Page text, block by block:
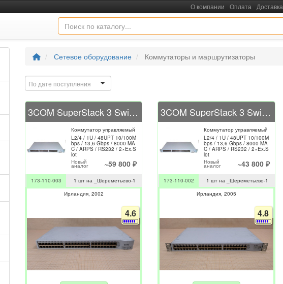
О компании Оплата Доставка
Сетевое оборудование Коммутаторы и маршрутизаторы
По дате поступления
3COM SuperStack 3 Switch 4400 3C17204
Коммутатор управляемый
L2/4 / 1U / 48UPT 10/100M
bps / 13,6 Gbps / 8000 MA
C / ARPS / RS232 / 2×Ex.S
lot
Новый
аналог ~59 800 ₽
173-110-003
1 шт на _Шереметьево-1
Ирландия 2002
4.6
3COM SuperStack 3 Switch 4400 3C17204
Коммутатор управляемый
L2/4 / 1U / 48UPT 10/100M
bps / 13,6 Gbps / 8000 MA
C / ARPS / RS232 / 2×Ex.S
lot
Новый
аналог ~43 800 ₽
173-110-002
1 шт на _Шереметьево-1
Ирландия 2005
4.8